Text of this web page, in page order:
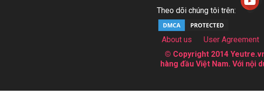
Theo dõi chúng tôi trên:
About us User Agreement
© Copyright 2014
hàng đầu Việt Nam. Với nội